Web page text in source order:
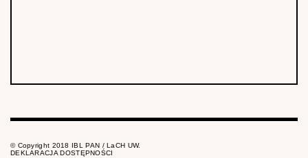
© Copyright 2018 IBL PAN / LaCH UW.
DEKLARACJA DOSTĘPNOŚCI